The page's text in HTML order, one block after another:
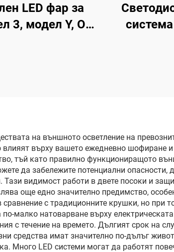
LED фар за
3, модел Y, OE
на външното осветление на
влияят върху вашето ежедневно шофиране
тъй като правилно функциониращото
да забележите потенциални
видимост работи в двете посоки и
още едно значително предимство,
сравнение с традиционните крушки, но при
по-малко натоварване върху
с течение на времето. Дългият срок на
средства имат значително по-дълъг
Много LED системи могат да работят